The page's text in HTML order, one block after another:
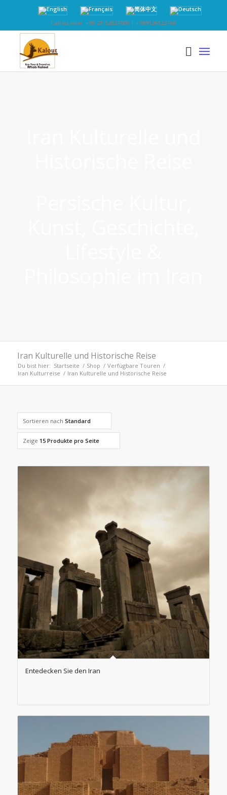
Call us now: +98-21-52827000 | +989126123768
Iran Kulturelle und Historische Reise
Du bist hier: Startseite / Shop / Verfügbare Touren /
Iran Kulturreise / Iran Kulturelle und Historische Reise
Sortieren nach Standard
Zeige 15 Produkte pro Seite
Entedecken Sie den Iran